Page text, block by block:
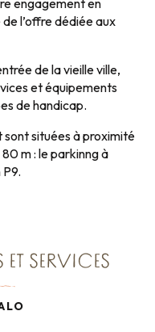
engagement en
l’offre dédiée aux
de la vieille ville,
et équipements
de handicap.
sont situées à proximité
m : le parkinng à
SERVICES